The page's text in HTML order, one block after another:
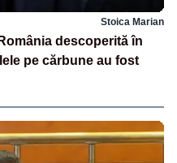
Stoica Marian
descoperită în
pe cărbune au fost